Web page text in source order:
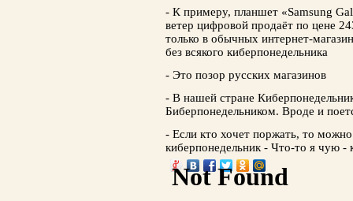
- К примеру, планшет «Samsung
ветер цифровой продаёт по цене
только в обычных интернет-
без всякого киберпонедельника
- Это позор русских магазинов
- В нашей стране
Биберпонедельником. Вроде и
- Если кто хочет поржать, то
киберпонедельник - Что-то я чую -